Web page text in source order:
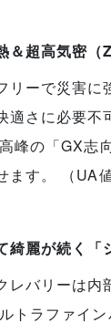
＆超高気密（
リーで災害に
適さに必要
峰の「GX志
ます。 （
綺麗が続く「
レバリーは
トラファイ